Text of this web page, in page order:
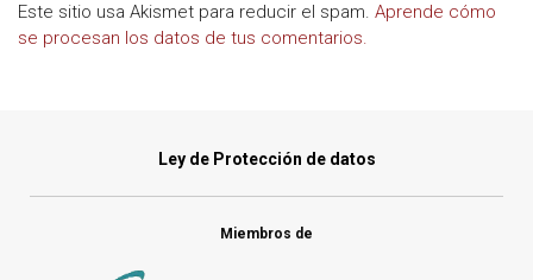
Este sitio usa Akismet para reducir el spam. Aprende cómo
se procesan los datos de tus comentarios.
Ley de Protección de datos
Miembros de